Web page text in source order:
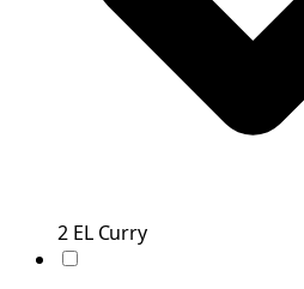
2 EL Curry